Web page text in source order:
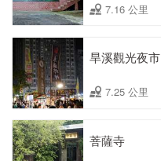
7.16 公里
旱溪觀光夜市
7.25 公里
菩薩寺